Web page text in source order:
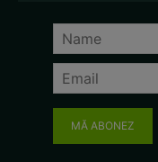
MĂ ABONEZ